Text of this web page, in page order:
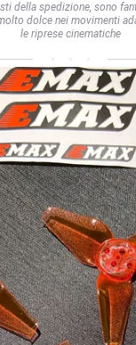
della spedizione, sono
dolce nei movimenti
le riprese cinematiche